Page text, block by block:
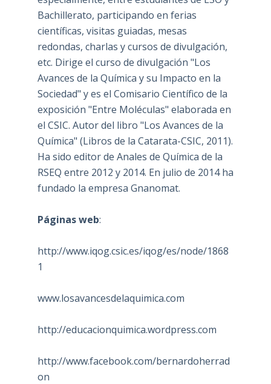
Bachillerato, participando en ferias
científicas, visitas guiadas, mesas
redondas, charlas y cursos de divulgación,
etc. Dirige el curso de divulgación "Los
Avances de la Química y su Impacto en la
Sociedad" y es el Comisario Científico de la
exposición "Entre Moléculas" elaborada en
el CSIC. Autor del libro "Los Avances de la
Química" (Libros de la Catarata-CSIC, 2011).
Ha sido editor de Anales de Química de la
RSEQ entre 2012 y 2014. En julio de 2014 ha
fundado la empresa Gnanomat.
Páginas web:
http://www.iqog.csic.es/iqog/es/node/1868
1
www.losavancesdelaquimica.com
http://educacionquimica.wordpress.com
http://www.facebook.com/bernardoherrad
on